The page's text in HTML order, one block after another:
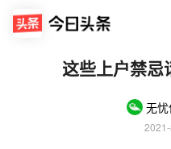
这些上户禁忌
无